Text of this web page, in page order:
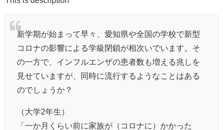
新学期が始まって早々、愛知県や全国の学校で新型
コロナの影響による学級閉鎖が相次いでいます。そ
の一方で、インフルエンザの患者数も増える兆しを
見せていますが、同時に流行するようなことはある
のでしょうか？
（大学2年生）
「一か月くらい前に家族が（コロナに）かかった